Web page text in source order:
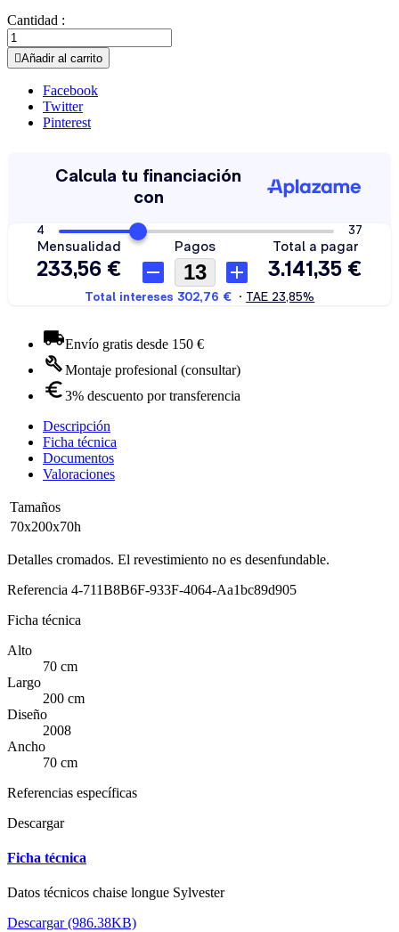
Cantidad :
Añadir al carrito
Facebook
Twitter
Pinterest
Envío gratis desde 150 €
Montaje profesional (consultar)
3% descuento por transferencia
Descripción
Ficha técnica
Documentos
Valoraciones
Tamaños
70x200x70h
Detalles cromados. El revestimiento no es desenfundable.
Referencia 4-711B8B6F-933F-4064-Aa1bc89d905
Ficha técnica
Alto
70 cm
Largo
200 cm
Diseño
2008
Ancho
70 cm
Referencias específicas
Descargar
Ficha técnica
Datos técnicos chaise longue Sylvester
Descargar (986.38KB)